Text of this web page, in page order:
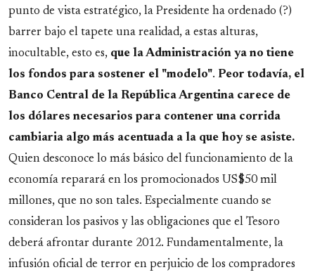
punto de vista estratégico, la Presidente ha ordenado (?)
barrer bajo el tapete una realidad, a estas alturas,
inocultable, esto es, que la Administración ya no tiene
los fondos para sostener el "modelo". Peor todavía, el
Banco Central de la República Argentina carece de
los dólares necesarios para contener una corrida
cambiaria algo más acentuada a la que hoy se asiste.
Quien desconoce lo más básico del funcionamiento de la
economía reparará en los promocionados US$50 mil
millones, que no son tales. Especialmente cuando se
consideran los pasivos y las obligaciones que el Tesoro
deberá afrontar durante 2012. Fundamentalmente, la
infusión oficial de terror en perjuicio de los compradores